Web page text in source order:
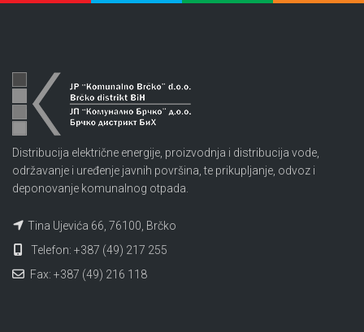
Distribucija električne energije, proizvodnja i distribucija vode,
održavanje i uređenje javnih površina, te prikupljanje, odvoz i
deponovanje komunalnog otpada.
Tina Ujevića 66, 76100, Brčko
Telefon: +387 (49) 217 255
Fax: +387 (49) 216 118